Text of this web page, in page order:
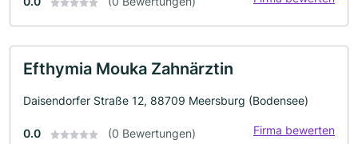
Efthymia Mouka Zahnärztin
Daisendorfer Straße 12, 88709 Meersburg (Bodensee)
0.0 (0 Bewertungen) Firma bewerten